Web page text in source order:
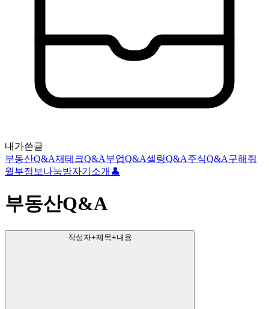
내가쓴글
부동산Q&A재테크Q&A부업Q&A셀링Q&A주식Q&A구해줘
월부정보나눔방자기소개👤
부동산Q&A
작성자+제목+내용